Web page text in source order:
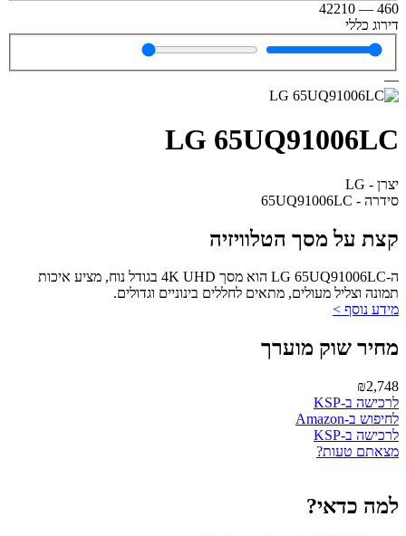
460
—
42210
דירוג כללי
—
LG 65UQ91006LC
יצרן - LG
סידרה - 65UQ91006LC
קצת על מסך הטלוויזיה
ה-LG 65UQ91006LC הוא מסך 4K UHD בגודל נוח, מציע איכות
תמונה וצליל מעולים, מתאים לחללים בינוניים וגדולים.
מידע נוסף >
מחיר שוק מוערך
₪2,748
לרכישה ב-KSP
לחיפוש ב-Amazon
לרכישה ב-KSP
מצאתם טעות?
למה כדאי?